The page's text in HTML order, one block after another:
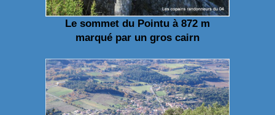
Le sommet du Pointu à 872 m
marqué par un gros cairn